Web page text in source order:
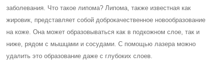
заболевания. Что такое липома? Липома, также известная как
жировик, представляет собой доброкачественное новообразование
на коже. Она может образовываться как в подкожном слое, так и
ниже, рядом с мышцами и сосудами. С помощью лазера можно
удалить это образование даже с глубоких слоев.